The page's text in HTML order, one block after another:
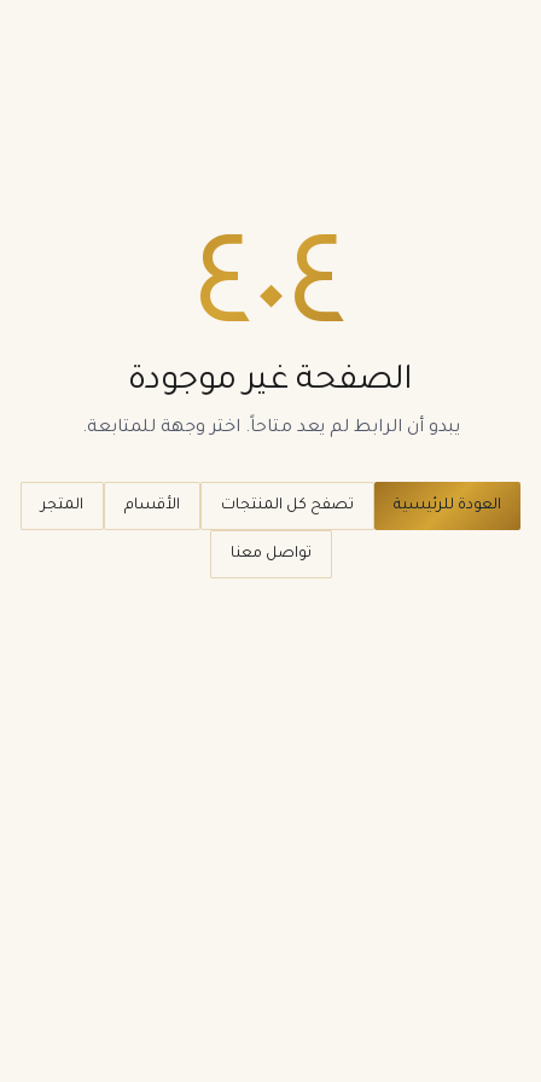
٤٠٤
الصفحة غير موجودة
يبدو أن الرابط لم يعد متاحاً. اختر وجهة للمتابعة.
العودة للرئيسية تصفح كل المنتجات الأقسام المتجر
تواصل معنا